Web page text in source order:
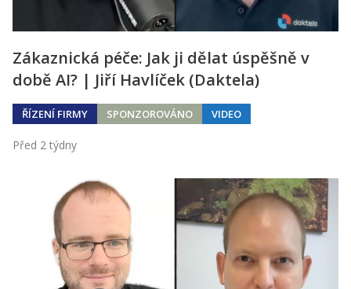
Zákaznická péče: Jak ji dělat úspěšně v
době AI? | Jiří Havlíček (Daktela)
ŘÍZENÍ FIRMY SPONZOROVÁNO VIDEO
Před 2 týdny